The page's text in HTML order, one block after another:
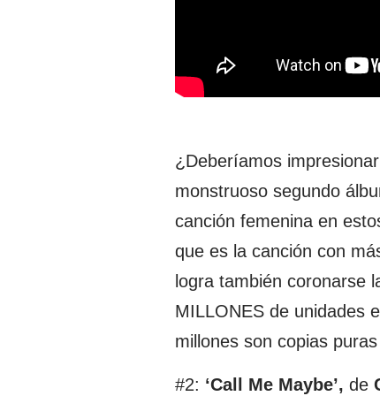
¿Deberíamos
monstruoso segundo
canción femenina en
que es la canción con
logra también coronarse
MILLONES de unidades
millones son copias
#2: ‘Call Me Maybe’, de